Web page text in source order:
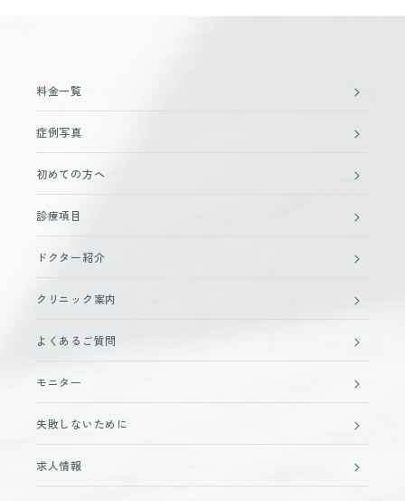
料金一覧
症例写真
初めての方へ
診療項目
ドクター紹介
クリニック案内
よくあるご質問
モニター
失敗しないために
求人情報